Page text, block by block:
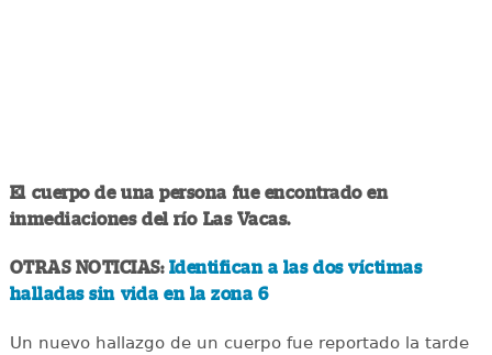
El cuerpo de una persona fue encontrado en
inmediaciones del río Las Vacas.
OTRAS NOTICIAS: Identifican a las dos víctimas
halladas sin vida en la zona 6
Un nuevo hallazgo de un cuerpo fue reportado la tarde